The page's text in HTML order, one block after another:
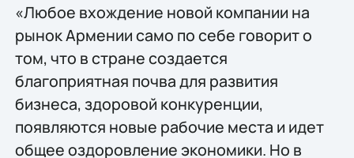
«Любое вхождение новой компании на
рынок Армении само по себе говорит о
том, что в стране создается
благоприятная почва для развития
бизнеса, здоровой конкуренции,
появляются новые рабочие места и идет
общее оздоровление экономики. Но в